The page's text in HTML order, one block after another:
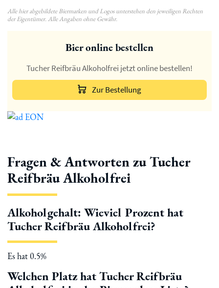
Alle hier abgebildete Biermarken und Logos unterstehen den jeweiligen Rechten
der Eigentümer. Alle Angaben ohne Gewähr.
Bier online bestellen
Tucher Reifbräu Alkoholfrei jetzt online bestellen!
Zur Bestellung
Fragen & Antworten zu Tucher
Reifbräu Alkoholfrei
Alkoholgehalt: Wieviel Prozent hat
Tucher Reifbräu Alkoholfrei?
Es hat 0.5%
Welchen Platz hat Tucher Reifbräu